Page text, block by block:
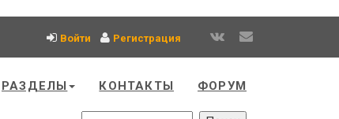
Войти Регистрация
РАЗДЕЛЫ КОНТАКТЫ ФОРУМ